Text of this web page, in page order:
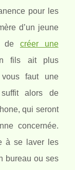
pour les
d’un jeune
de créer une
fils ait plus
vous faut une
alors de
qui seront
concernée.
à se laver les
bureau ou ses